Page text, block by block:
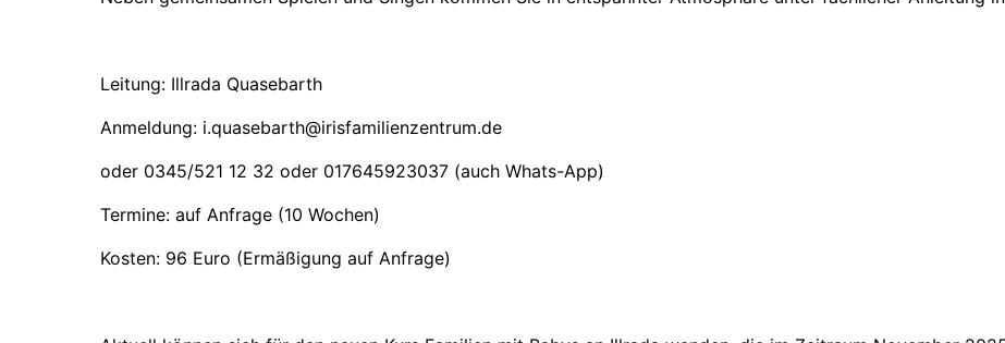
Leitung: Illrada Quasebarth
Anmeldung: i.quasebarth@irisfamilienzentrum.de
oder 0345/521 12 32 oder 017645923037 (auch Whats-App)
Termine: auf Anfrage (10 Wochen)
Kosten: 96 Euro (Ermäßigung auf Anfrage)